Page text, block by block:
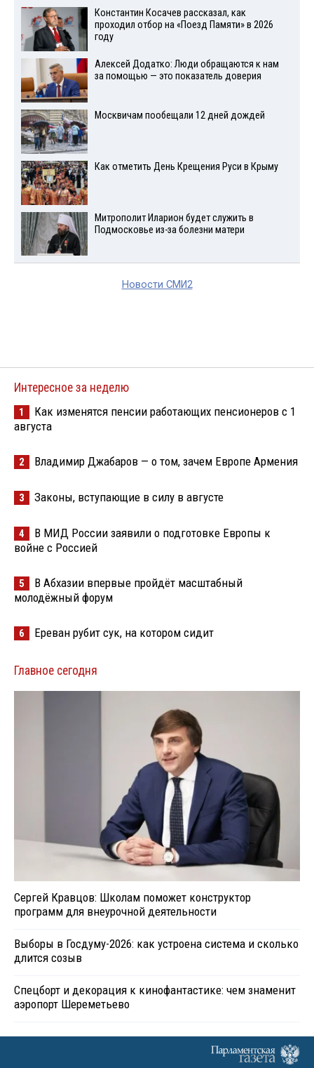
Константин Косачев рассказал, как
проходил отбор на «Поезд Памяти» в 2026
году
Алексей Додатко: Люди обращаются к нам
за помощью — это показатель доверия
Москвичам пообещали 12 дней дождей
Как отметить День Крещения Руси в Крыму
Митрополит Иларион будет служить в
Подмосковье из-за болезни матери
Новости СМИ2
Интересное за неделю
1
Как изменятся пенсии работающих пенсионеров с 1
августа
2 Владимир Джабаров — о том, зачем Европе Армения
3 Законы, вступающие в силу в августе
4
В МИД России заявили о подготовке Европы к
войне с Россией
5
В Абхазии впервые пройдёт масштабный
молодёжный форум
6 Ереван рубит сук, на котором сидит
Главное сегодня
Сергей Кравцов: Школам поможет конструктор
программ для внеурочной деятельности
Выборы в Госдуму-2026: как устроена система и сколько
длится созыв
Спецборт и декорация к кинофантастике: чем знаменит
аэропорт Шереметьево